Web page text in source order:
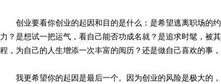
创业要看你创业的起因和目的是什么：是希望逃离职场的
力？是想试一把运气，看自己能否功成名就？是追求时髦，被
程，为自己的人生增添一次丰富的阅历？还是做自己喜欢的事
我更希望你的起因是最后一个。因为创业的风险是极大的